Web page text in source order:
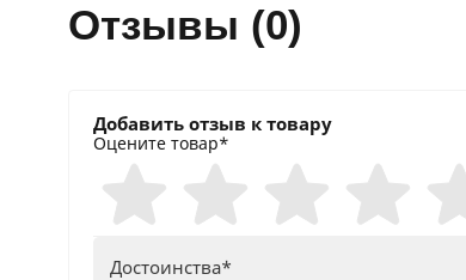
отзывы (0)
Добавить отзыв к товару
Оцените товар*